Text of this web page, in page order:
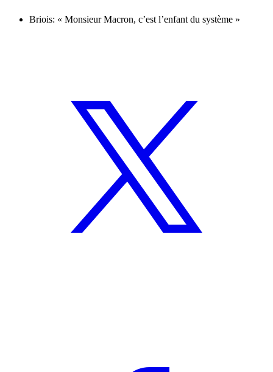
Briois: « Monsieur Macron, c’est l’enfant du système »